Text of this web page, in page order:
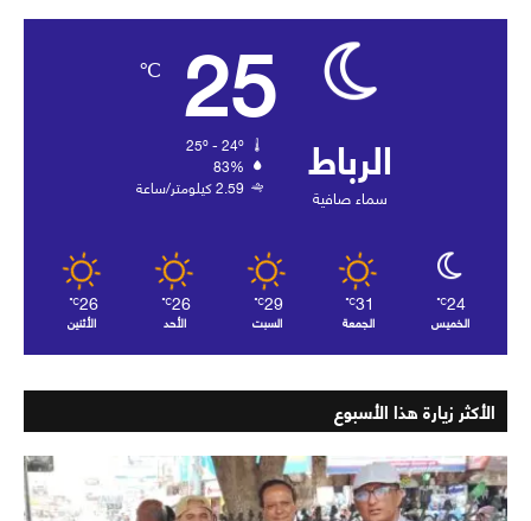
الرباط
سماء صافية
25
℃
83%
2.59 كيلومتر/ساعة
24
℃
الخميس
31
℃
الجمعة
29
℃
السبت
26
℃
الأحد
26
℃
الأثنين
الأكثر زيارة هذا الأسبوع